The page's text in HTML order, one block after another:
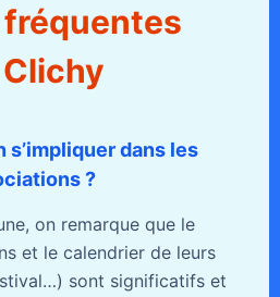
dans les
?
on remarque que le
et le calendrier de leurs
sont significatifs et